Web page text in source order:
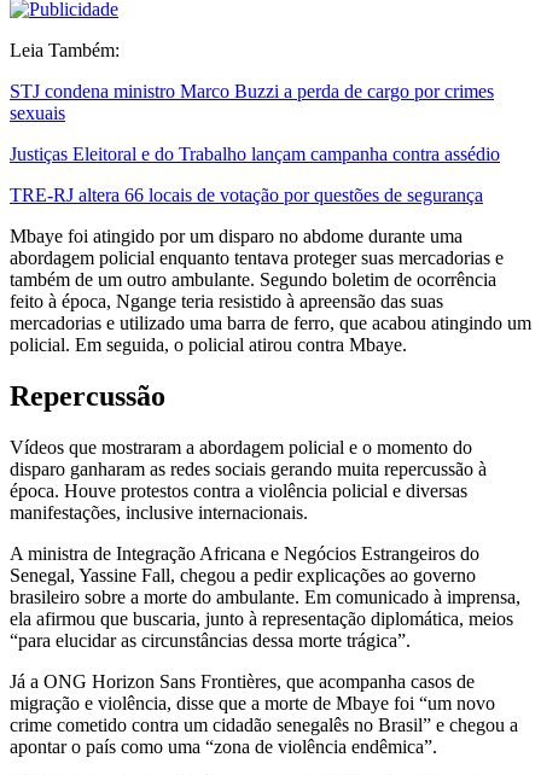
Leia Também:
STJ condena ministro Marco Buzzi a perda de cargo por crimes
sexuais
Justiças Eleitoral e do Trabalho lançam campanha contra assédio
TRE-RJ altera 66 locais de votação por questões de segurança
Mbaye foi atingido por um disparo no abdome durante uma
abordagem policial enquanto tentava proteger suas mercadorias e
também de um outro ambulante. Segundo boletim de ocorrência
feito à época, Ngange teria resistido à apreensão das suas
mercadorias e utilizado uma barra de ferro, que acabou atingindo um
policial. Em seguida, o policial atirou contra Mbaye.
Repercussão
Vídeos que mostraram a abordagem policial e o momento do
disparo ganharam as redes sociais gerando muita repercussão à
época. Houve protestos contra a violência policial e diversas
manifestações, inclusive internacionais.
A ministra de Integração Africana e Negócios Estrangeiros do
Senegal, Yassine Fall, chegou a pedir explicações ao governo
brasileiro sobre a morte do ambulante. Em comunicado à imprensa,
ela afirmou que buscaria, junto à representação diplomática, meios
“para elucidar as circunstâncias dessa morte trágica”.
Já a ONG Horizon Sans Frontières, que acompanha casos de
migração e violência, disse que a morte de Mbaye foi “um novo
crime cometido contra um cidadão senegalês no Brasil” e chegou a
apontar o país como uma “zona de violência endêmica”.